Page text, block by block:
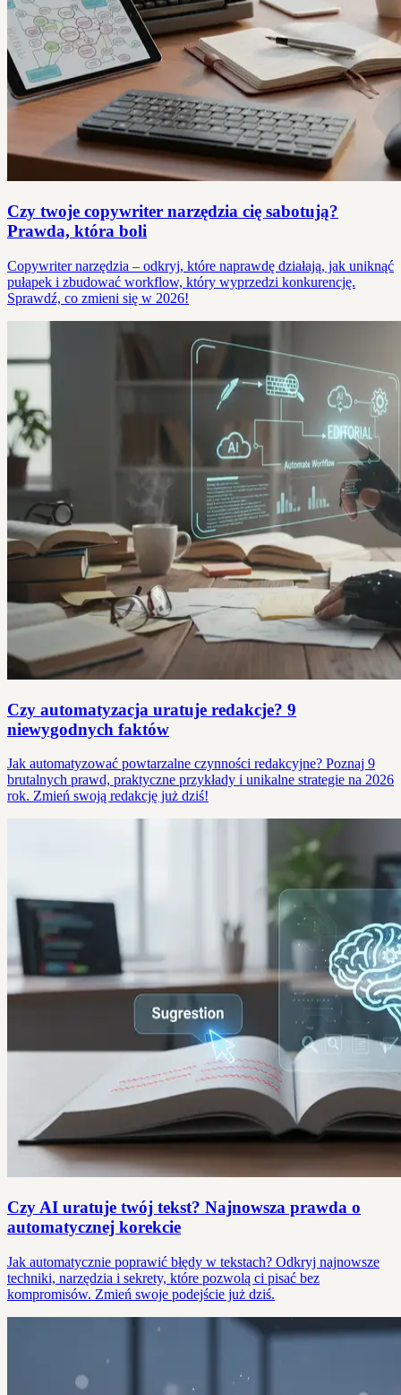
Czy twoje copywriter narzędzia cię sabotują?
Prawda, która boli
Copywriter narzędzia – odkryj, które naprawdę działają, jak uniknąć
pułapek i zbudować workflow, który wyprzedzi konkurencję.
Sprawdź, co zmieni się w 2026!
Czy automatyzacja uratuje redakcje? 9
niewygodnych faktów
Jak automatyzować powtarzalne czynności redakcyjne? Poznaj 9
brutalnych prawd, praktyczne przykłady i unikalne strategie na 2026
rok. Zmień swoją redakcję już dziś!
Czy AI uratuje twój tekst? Najnowsza prawda o
automatycznej korekcie
Jak automatycznie poprawić błędy w tekstach? Odkryj najnowsze
techniki, narzędzia i sekrety, które pozwolą ci pisać bez
kompromisów. Zmień swoje podejście już dziś.